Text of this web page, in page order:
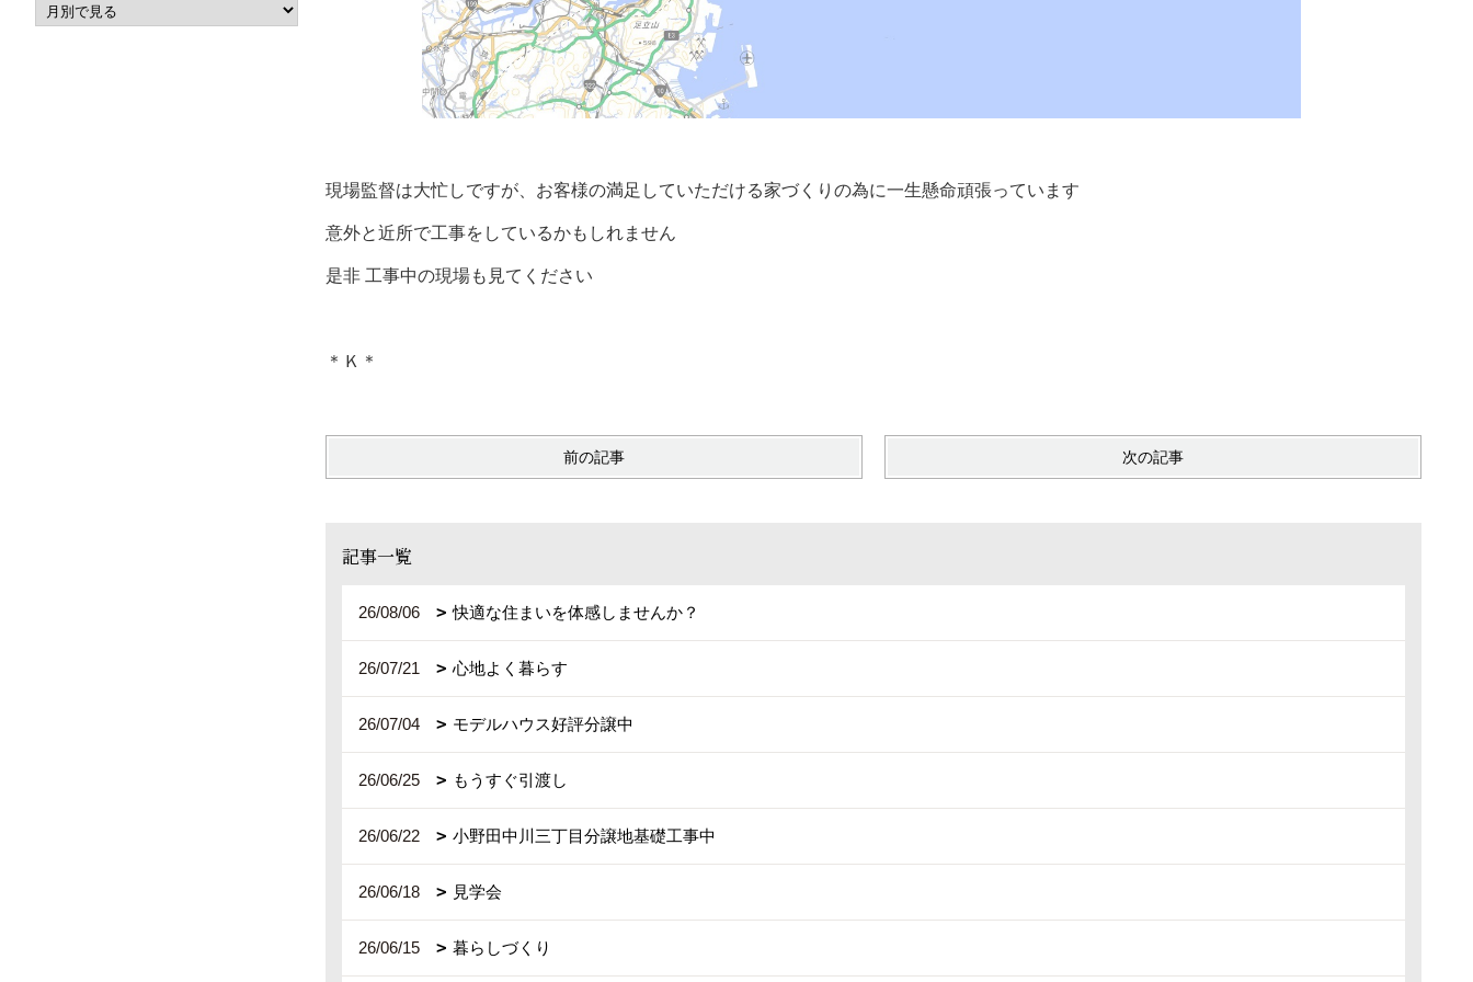
現場監督は大忙しですが、お客様の満足していただける家づくりの為に一生懸命頑張っています
意外と近所で工事をしているかもしれません
是非 工事中の現場も見てください
＊Ｋ＊
前の記事 次の記事
記事一覧
26/08/06 快適な住まいを体感しませんか？
26/07/21 心地よく暮らす
26/07/04 モデルハウス好評分譲中
26/06/25 もうすぐ引渡し
26/06/22 小野田中川三丁目分譲地基礎工事中
26/06/18 見学会
26/06/15 暮らしづくり